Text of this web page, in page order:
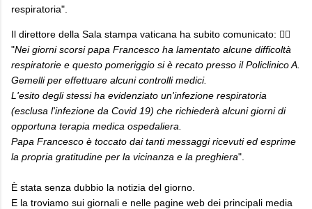
respiratoria".
Il direttore della Sala stampa vaticana ha subito comunicato: 👇🏻
"Nei giorni scorsi papa Francesco ha lamentato alcune difficoltà
respiratorie e questo pomeriggio si è recato presso il Policlinico A.
Gemelli per effettuare alcuni controlli medici.
L'esito degli stessi ha evidenziato un'infezione respiratoria
(esclusa l'infezione da Covid 19) che richiederà alcuni giorni di
opportuna terapia medica ospedaliera.
Papa Francesco è toccato dai tanti messaggi ricevuti ed esprime
la propria gratitudine per la vicinanza e la preghiera".
È stata senza dubbio la notizia del giorno.
E la troviamo sui giornali e nelle pagine web dei principali media